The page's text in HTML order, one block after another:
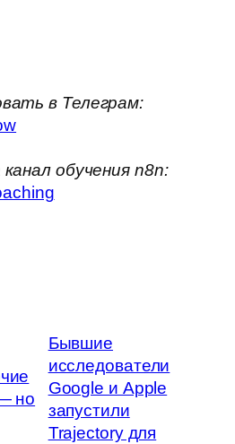
в Телеграм:
обучения n8n:
но
Бывшие
исследователи
Google и Apple
запустили
Trajectory для